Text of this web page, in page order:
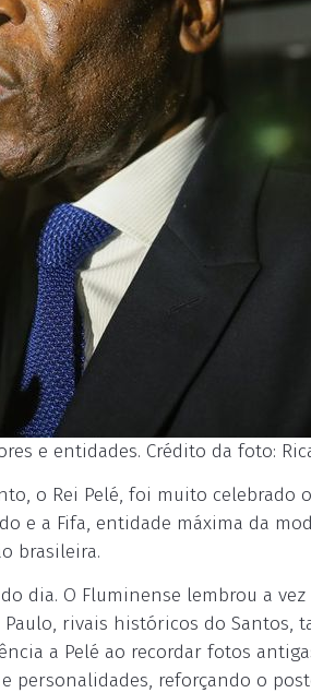
e entidades. Crédito da foto:
o Rei Pelé, foi muito celebrado
e a Fifa, entidade máxima da
brasileira.
dia. O Fluminense lembrou a
rivais históricos do Santos,
a Pelé ao recordar fotos
personalidades, reforçando o